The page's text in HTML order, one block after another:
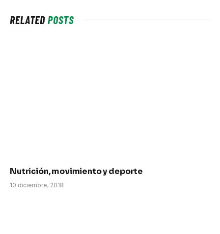
RELATEDPOSTS
Nutrición, movimiento y deporte
10 diciembre, 2018